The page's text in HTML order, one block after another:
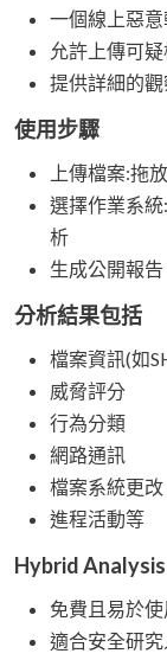
一個線上惡
允許上傳可
提供詳細的
使用步驟
上傳檔案:拖
選擇作業系
析
生成公開報告
分析結果包括
檔案資訊(如
威脅評分
行為分類
網路通訊
檔案系統更改
進程活動等
Hybrid
免費且易於使
適合安全研究